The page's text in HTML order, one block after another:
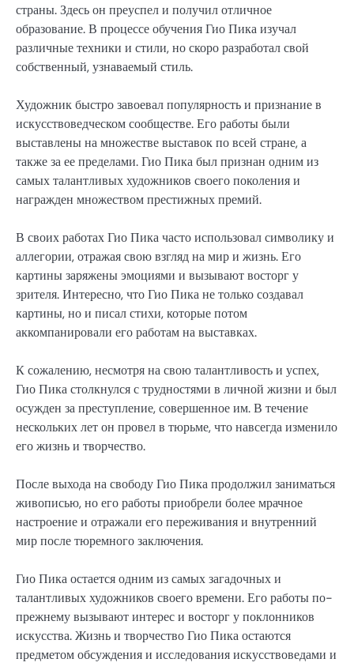
страны. Здесь он преуспел и получил отличное
образование. В процессе обучения Гио Пика изучал
различные техники и стили, но скоро разработал свой
собственный, узнаваемый стиль.
Художник быстро завоевал популярность и признание в
искусствоведческом сообществе. Его работы были
выставлены на множестве выставок по всей стране, а
также за ее пределами. Гио Пика был признан одним из
самых талантливых художников своего поколения и
награжден множеством престижных премий.
В своих работах Гио Пика часто использовал символику и
аллегории, отражая свою взгляд на мир и жизнь. Его
картины заряжены эмоциями и вызывают восторг у
зрителя. Интересно, что Гио Пика не только создавал
картины, но и писал стихи, которые потом
аккомпанировали его работам на выставках.
К сожалению, несмотря на свою талантливость и успех,
Гио Пика столкнулся с трудностями в личной жизни и был
осужден за преступление, совершенное им. В течение
нескольких лет он провел в тюрьме, что навсегда изменило
его жизнь и творчество.
После выхода на свободу Гио Пика продолжил заниматься
живописью, но его работы приобрели более мрачное
настроение и отражали его переживания и внутренний
мир после тюремного заключения.
Гио Пика остается одним из самых загадочных и
талантливых художников своего времени. Его работы по-
прежнему вызывают интерес и восторг у поклонников
искусства. Жизнь и творчество Гио Пика остаются
предметом обсуждения и исследования искусствоведами и